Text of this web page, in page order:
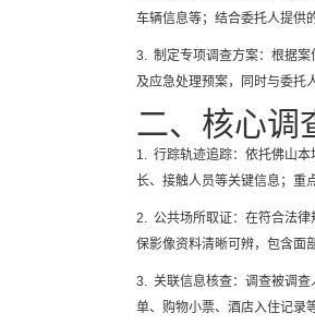
车辆信息等；结合委托人提供
3. 制定专项调查方案：根据案
及应急处理预案，同时与委托
二、核心调
1. 行踪轨迹追踪：依托佛山
长、接触人员等关键信息；重
2. 公共场所取证：在符合法律
保影像资料清晰可辨，包含面
3. 关联信息核查：调查被调查
单、购物小票、酒店入住记录